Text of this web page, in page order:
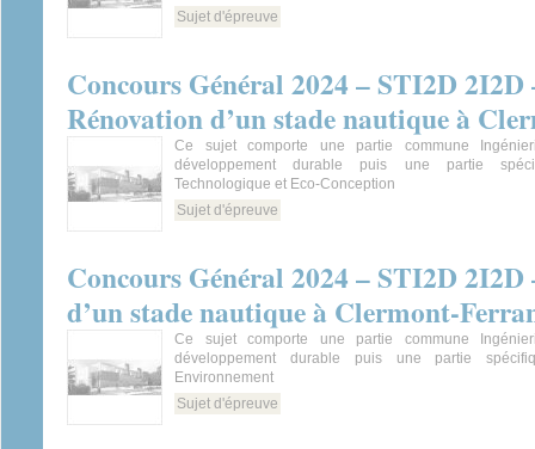
Sujet d'épreuve
Concours Général 2024 – STI2D
Rénovation d’un stade nautique à
Ce sujet comporte une partie commune
développement durable puis une partie
Technologique et Eco-Conception
Sujet d'épreuve
Concours Général 2024 – STI2D
d’un stade nautique à Clermont-
Ce sujet comporte une partie commune
développement durable puis une partie
Environnement
Sujet d'épreuve